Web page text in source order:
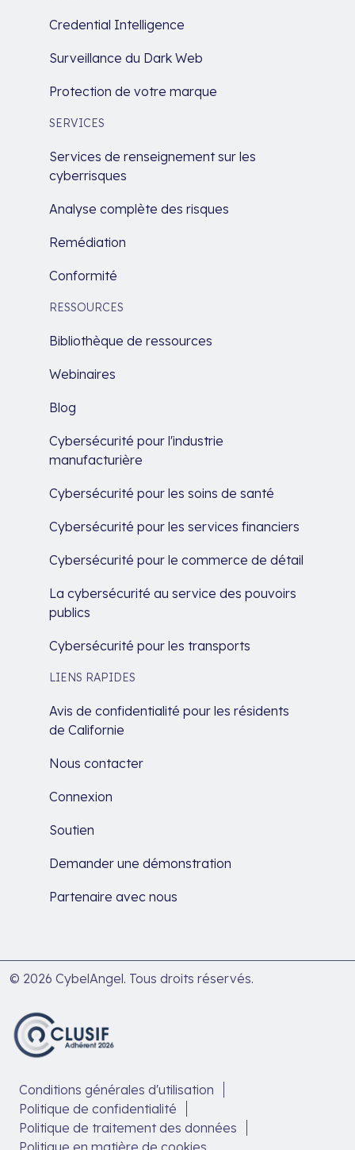
Credential Intelligence
Surveillance du Dark Web
Protection de votre marque
SERVICES
Services de renseignement sur les
cyberrisques
Analyse complète des risques
Remédiation
Conformité
RESSOURCES
Bibliothèque de ressources
Webinaires
Blog
Cybersécurité pour l'industrie
manufacturière
Cybersécurité pour les soins de santé
Cybersécurité pour les services financiers
Cybersécurité pour le commerce de détail
La cybersécurité au service des pouvoirs
publics
Cybersécurité pour les transports
LIENS RAPIDES
Avis de confidentialité pour les résidents
de Californie
Nous contacter
Connexion
Soutien
Demander une démonstration
Partenaire avec nous
© 2026 CybelAngel. Tous droits réservés.
Conditions générales d'utilisation
Politique de confidentialité
Politique de traitement des données
Politique en matière de cookies